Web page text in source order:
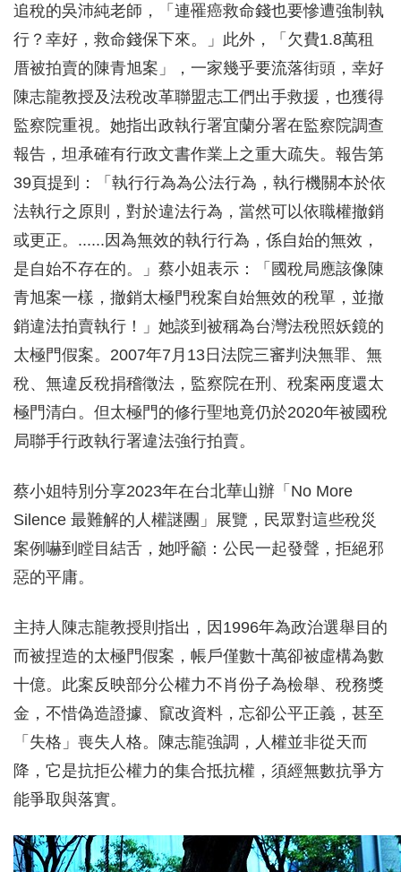
追稅的吳沛純老師，「連罹癌救命錢也要慘遭強制執
行？幸好，救命錢保下來。」此外，「欠費1.8萬租
厝被拍賣的陳青旭案」，一家幾乎要流落街頭，幸好
陳志龍教授及法稅改革聯盟志工們出手救援，也獲得
監察院重視。她指出政執行署宜蘭分署在監察院調查
報告，坦承確有行政文書作業上之重大疏失。報告第
39頁提到：「執行行為為公法行為，執行機關本於依
法執行之原則，對於違法行為，當然可以依職權撤銷
或更正。......因為無效的執行行為，係自始的無效，
是自始不存在的。」蔡小姐表示：「國稅局應該像陳
青旭案一樣，撤銷太極門稅案自始無效的稅單，並撤
銷違法拍賣執行！」她談到被稱為台灣法稅照妖鏡的
太極門假案。2007年7月13日法院三審判決無罪、無
稅、無違反稅捐稽徵法，監察院在刑、稅案兩度還太
極門清白。但太極門的修行聖地竟仍於2020年被國稅
局聯手行政執行署違法強行拍賣。
蔡小姐特別分享2023年在台北華山辦「No More
Silence 最難解的人權謎團」展覽，民眾對這些稅災
案例嚇到瞠目結舌，她呼籲：公民一起發聲，拒絕邪
惡的平庸。
主持人陳志龍教授則指出，因1996年為政治選舉目的
而被捏造的太極門假案，帳戶僅數十萬卻被虛構為數
十億。此案反映部分公權力不肖份子為檢舉、稅務獎
金，不惜偽造證據、竄改資料，忘卻公平正義，甚至
「失格」喪失人格。陳志龍強調，人權並非從天而
降，它是抗拒公權力的集合抵抗權，須經無數抗爭方
能爭取與落實。